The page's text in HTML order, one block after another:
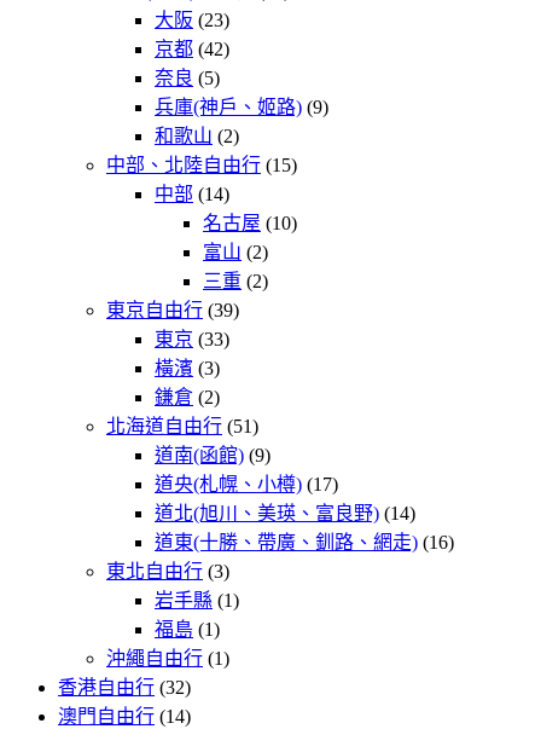
大阪 (23)
京都 (42)
奈良 (5)
兵庫(神戶、姬路) (9)
和歌山 (2)
中部、北陸自由行 (15)
中部 (14)
名古屋 (10)
富山 (2)
三重 (2)
東京自由行 (39)
東京 (33)
橫濱 (3)
鎌倉 (2)
北海道自由行 (51)
道南(函館) (9)
道央(札幌、小樽) (17)
道北(旭川、美瑛、富良野) (14)
道東(十勝、帶廣、釧路、網走) (16)
東北自由行 (3)
岩手縣 (1)
福島 (1)
沖繩自由行 (1)
香港自由行 (32)
澳門自由行 (14)